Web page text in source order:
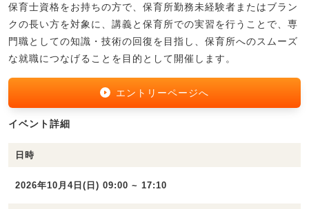
保育士資格をお持ちの方で、保育所勤務未経験者またはブラン
クの長い方を対象に、講義と保育所での実習を行うことで、専
門職としての知識・技術の回復を目指し、保育所へのスムーズ
な就職につなげることを目的として開催します。
エントリーページへ
イベント詳細
日時
2026年10月4日(日) 09:00 ~ 17:10